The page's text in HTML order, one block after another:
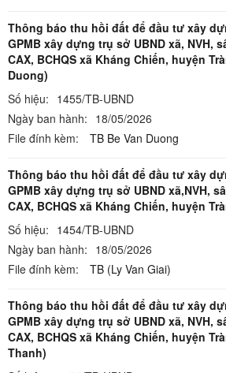
Thông báo thu hồi đất để đầu tư xây
GPMB xây dựng trụ sở UBND xã, NVH,
CAX, BCHQS xã Kháng Chiến, huyện
Duong)
Số hiệu: 1455/TB-UBND
Ngày ban hành: 18/05/2026
File đính kèm:
TB Be Van Duong
Thông báo thu hồi đất để đầu tư xây
GPMB xây dựng trụ sở UBND xã,NVH,
CAX, BCHQS xã Kháng Chiến, huyện
Số hiệu: 1454/TB-UBND
Ngày ban hành: 18/05/2026
File đính kèm:
TB (Ly Van Giai)
Thông báo thu hồi đất để đầu tư xây
GPMB xây dựng trụ sở UBND xã, NVH,
CAX, BCHQS xã Kháng Chiến, huyện
Thanh)